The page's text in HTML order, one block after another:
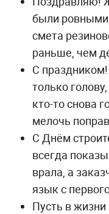
были
смета
раньше, чем
С
только
кто-то снова
мелочь
С Днём
всегда
врала, а
язык с
Пусть в жизни